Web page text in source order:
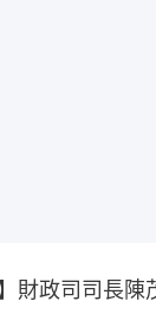
財政司司長陳